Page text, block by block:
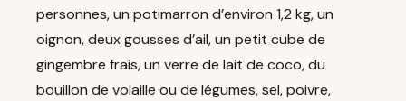
personnes, un potimarron d’environ 1,2 kg, un
oignon, deux gousses d’ail, un petit cube de
gingembre frais, un verre de lait de coco, du
bouillon de volaille ou de légumes, sel, poivre,